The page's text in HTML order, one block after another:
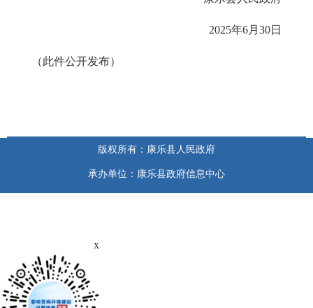
2025年6月30日
（此件公开发布）
版权所有：康乐县人民政府
承办单位：康乐县政府信息中心
x